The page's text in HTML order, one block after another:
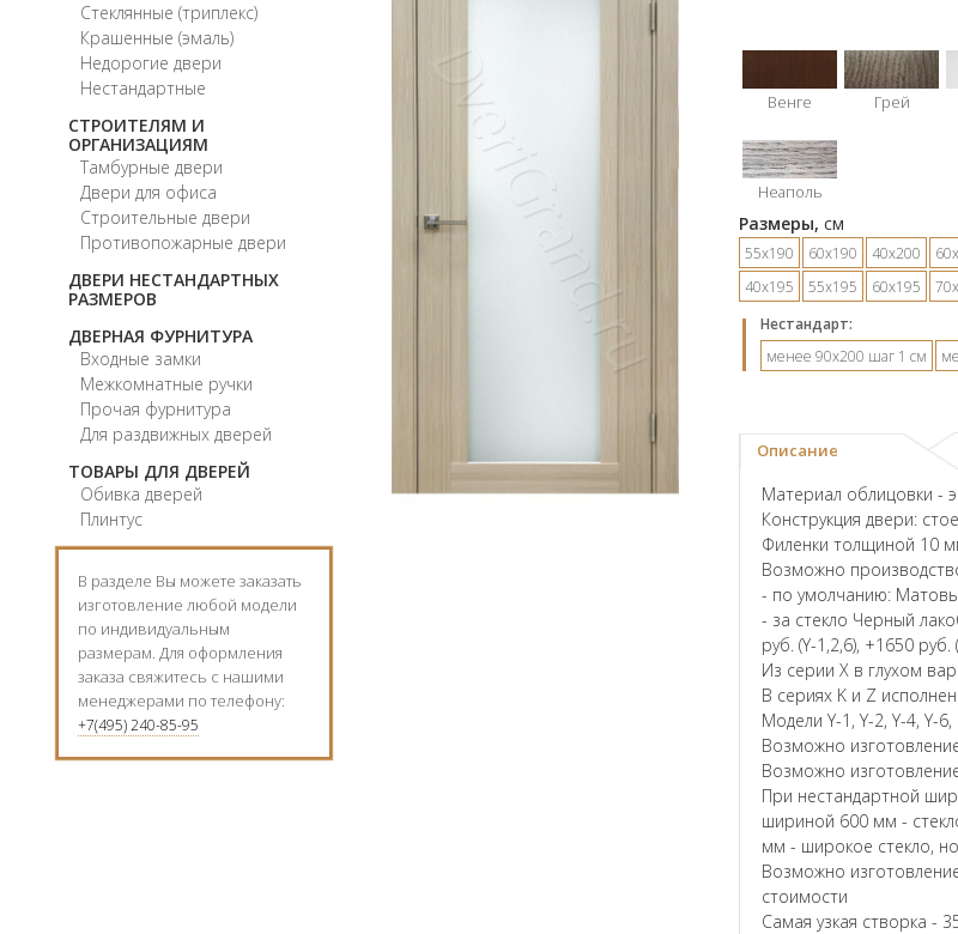
Стеклянные (триплекс)
Крашенные (эмаль)
Недорогие двери
Нестандартные
СТРОИТЕЛЯМ И
ОРГАНИЗАЦИЯМ
Тамбурные двери
Двери для офиса
Строительные двери
Противопожарные двери
ДВЕРИ НЕСТАНДАРТНЫХ
РАЗМЕРОВ
ДВЕРНАЯ ФУРНИТУРА
Входные замки
Межкомнатные ручки
Прочая фурнитура
Для раздвижных дверей
ТОВАРЫ ДЛЯ ДВЕРЕЙ
Обивка дверей
Плинтус
В разделе Вы можете заказать
изготовление любой модели
по индивидуальным
размерам. Для оформления
заказа свяжитесь с нашими
менеджерами по телефону:
+7(495) 240-85-95
Венге Грей
Неаполь
Размеры, см
55х190 60х190 40х200
40х195
55х195 60х195
Hестандарт:
менее 90х200 шаг 1 см
Описание
Материал облицовки -
Конструкция двери:
Филенки толщиной 10
Возможно
- по умолчанию:
- за стекло Черный
руб. (Y-1,2,6), +1650
Из серии X в глухом
В сериях K и Z
Модели Y-1, Y-2, Y-4, Y-
Возможно
Возможно
При нестандартной
шириной 600 мм -
мм - широкое стекло,
Возможно
стоимости
Самая узкая створка -